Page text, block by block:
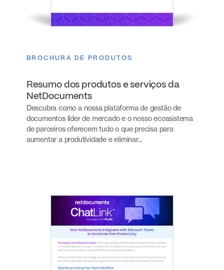
BROCHURA DE PRODUTOS
Resumo dos produtos e serviços da
NetDocuments
Descubra como a nossa plataforma de gestão de
documentos líder de mercado e o nosso ecossistema
de parceiros oferecem tudo o que precisa para
aumentar a produtividade e eliminar...